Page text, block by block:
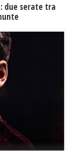
due serate tra